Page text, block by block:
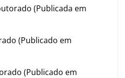
(Publicada em
(Publicado em
(Publicado em